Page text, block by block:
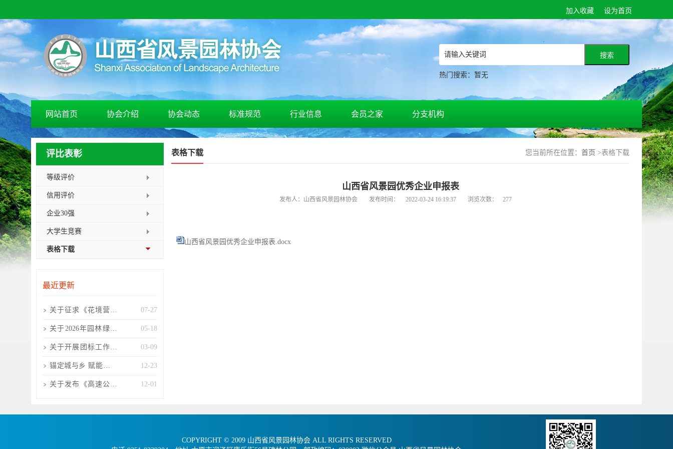
加入收藏 设为首页
热门搜索：暂无
网站首页 协会介绍 协会动态 标准规范 行业信息 会员之家 分支机构
评比表彰
等级评价
信用评价
企业30强
大学生竞赛
表格下载
最近更新
关于征求《花境营造
技术规程(征求意见
稿)》
07-27
关于2026年园林绿化
工程项目负责人考核
培训
05-18
关于开展团标工作的
通知
03-09
锚定城与乡 赋能景与
人 山西风景园林协会
12-23
关于发布《高速公路 12-01
表格下载 您当前所在位置： 首页 >表格下载
山西省风景园优秀企业申报表
发布人：山西省风景园林协会 发布时间： 2022-03-24 16:19:37 浏览次数： 277
山西省风景园优秀企业申报表.docx
COPYRIGHT © 2009 山西省风景园林协会 ALL RIGHTS RESERVED